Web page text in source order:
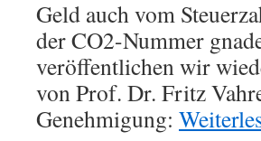
Geld auch vom
der CO2-Nummer
veröffentlichen wir
von Prof. Dr. Fritz
Genehmigung: